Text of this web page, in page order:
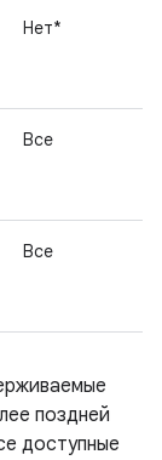
Нет*
Все
Все
поздней
доступные